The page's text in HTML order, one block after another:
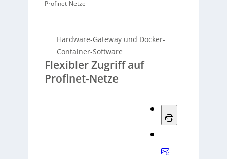
Profinet-Netze
Hardware-Gateway und Docker-
Container-Software
Flexibler Zugriff auf
Profinet-Netze